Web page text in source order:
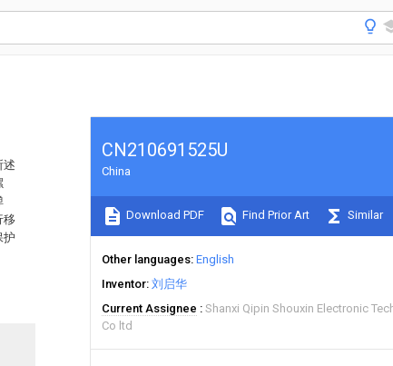
述
移
护
CN210691525U
China
Download PDF Find Prior Art Similar
Other languages English
Inventor 刘启华
Current Assignee
Shanxi Qipin Shouxin Electronic
Co ltd